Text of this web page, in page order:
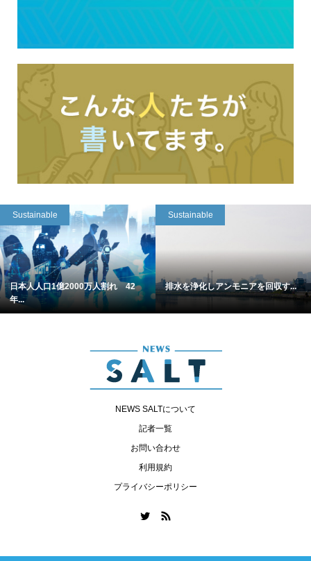
Sustainable
日本人人口1億2000万人割れ 42
年...
Sustainable
排水を浄化しアンモニアを回収す...
NEWS SALTについて
記者一覧
お問い合わせ
利用規約
プライバシーポリシー